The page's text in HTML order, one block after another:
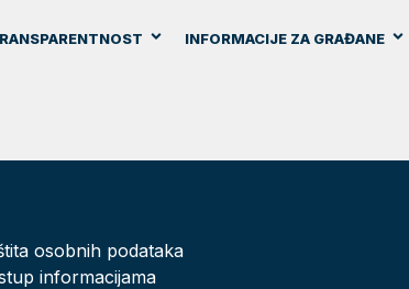
INFORMACIJE ZA GRAĐANE
osobnih podataka
informacijama